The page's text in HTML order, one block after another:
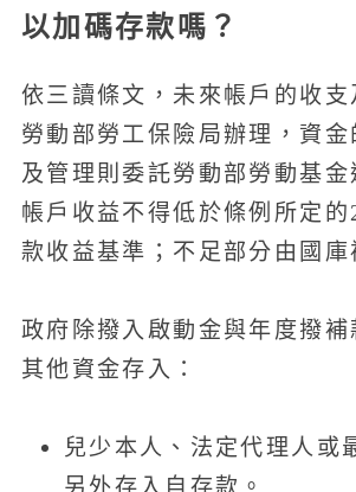
以加碼存款嗎？
依三讀條文，未來帳戶的收支
勞動部勞工保險局辦理，資金
及管理則委託勞動部勞動基金
帳戶收益不得低於條例所定
款收益基準；不足部分由國庫
政府除撥入啟動金與年度撥補
其他資金存入：
兒少本人、法定代理人或